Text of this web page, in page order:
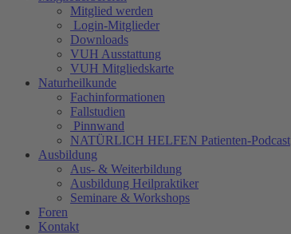
Mitglied werden
Login-Mitglieder
Downloads
VUH Ausstattung
VUH Mitgliedskarte
Naturheilkunde
Fachinformationen
Fallstudien
Pinnwand
NATÜRLICH HELFEN Patienten-Podcast
Ausbildung
Aus- & Weiterbildung
Ausbildung Heilpraktiker
Seminare & Workshops
Foren
Kontakt